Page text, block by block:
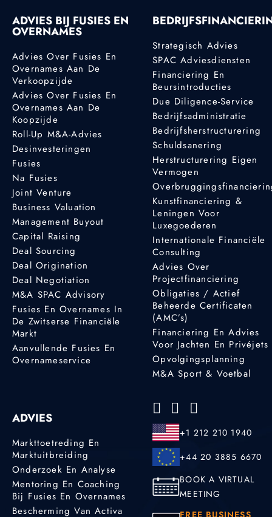
ADVIES BIJ FUSIES EN
OVERNAMES
Advies Over Fusies En
Overnames Aan De
Verkoopzijde
Advies Over Fusies En
Overnames Aan De
Koopzijde
Roll-Up M&A-Advies
Desinvesteringen
Fusies
Na Fusies
Joint Venture
Business Valuation
Management Buyout
Capital Raising
Deal Sourcing
Deal Origination
Deal Negotiation
M&A SPAC Advisory
Fusies En Overnames In
De Zwitserse Financiële
Markt
Aanvullende Fusies En
Overnameservice
Strategisch Advies
SPAC Adviesdiensten
Financiering En
Beursintroducties
Due Diligence-Service
Bedrijfsadministratie
Bedrijfsherstructurering
Schuldsanering
Herstructurering Eigen
Vermogen
Kunstfinanciering &
Leningen Voor
Luxegoederen
Internationale Financiële
Consulting
Advies Over
Projectfinanciering
Obligaties / Actief
Beheerde Certificaten
(AMC’s)
Financiering En Advies
Voor Jachten En Privéjets
Opvolgingsplanning
M&A Sport & Voetbal
ADVIES
Markttoetreding En
Marktuitbreiding
Onderzoek En Analyse
Mentoring En Coaching
Bij Fusies En Overnames
Bescherming Van Activa
+1 212 210 1940
+44 20 3885 6670
BOOK A VIRTUAL
MEETING
FREE BUSINESS